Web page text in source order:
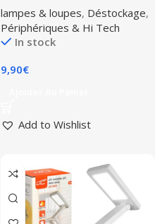
clés décapsuleur aimanté
lampes & loupes, Déstockage,
Périphériques & Hi Tech
In stock
9,90€
Add to Wishlist